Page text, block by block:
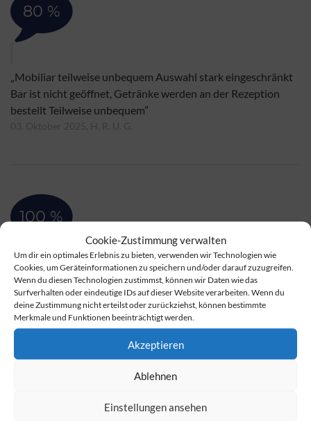
Cookie-Zustimmung verwalten
Um dir ein optimales Erlebnis zu bieten, verwenden wir Technologien wie
Cookies, um Geräteinformationen zu speichern und/oder darauf zuzugreifen.
Wenn du diesen Technologien zustimmst, können wir Daten wie das
Surfverhalten oder eindeutige IDs auf dieser Website verarbeiten. Wenn du
deine Zustimmung nicht erteilst oder zurückziehst, können bestimmte
Merkmale und Funktionen beeinträchtigt werden.
Akzeptieren
Ablehnen
Einstellungen ansehen
80 %
„Mobiliar teilweise unbequem Auswahl stark eingeschränkt
Bar ist nicht geöffnet, Getränke werden an der Rezeption
bestellt Teilweise unbequem”
100 %
Ein tolles Hotel
„Es war alles sehr gut, Empfang, Service, Frühstück u. sonstige
Speisen. Sehr gut. Was unangenehm war, diese Lautstärke bei
Frühstück u. Abendessen. Die Gäste nehmen da keine
Rücksicht. Wir haben schon immer geschaut, in welchem
Raum wenig Personen gesessen haben. Die Liege könnte
17. September 2025, Ulla S. U. F. R.